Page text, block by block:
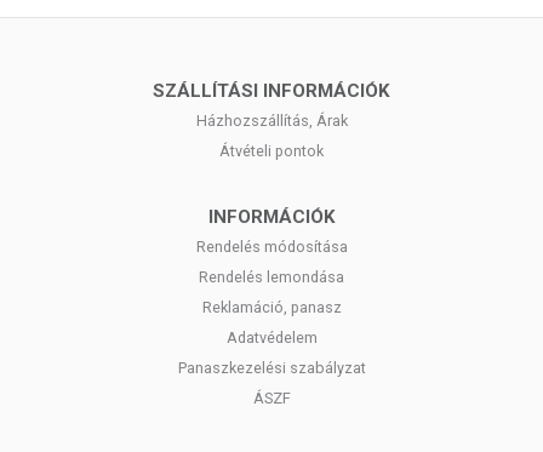
SZÁLLÍTÁSI INFORMÁCIÓK
Házhozszállítás, Árak
Átvételi pontok
INFORMÁCIÓK
Rendelés módosítása
Rendelés lemondása
Reklamáció, panasz
Adatvédelem
Panaszkezelési szabályzat
ÁSZF